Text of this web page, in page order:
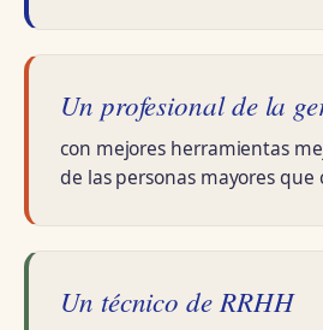
Un profesional de la
con mejores herramientas
de las personas mayores que
Un técnico de RRHH